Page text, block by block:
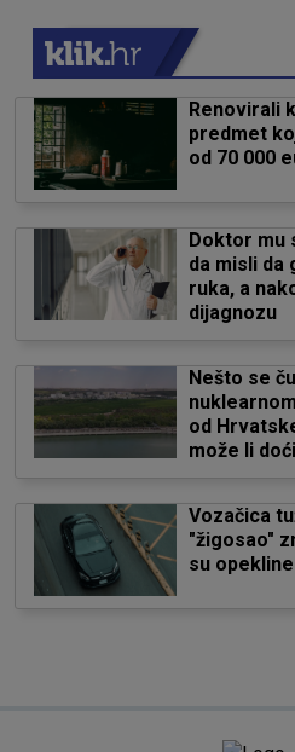
Renovirali
predmet
od 70 000
Doktor mu
da misli da
ruka, a
dijagnozu
Nešto se
od
može li
Vozačica
"žigosao"
su